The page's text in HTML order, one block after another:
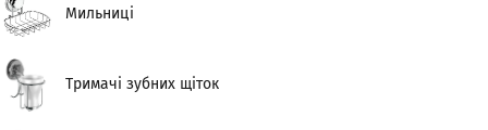
втрачаючи своїх естетичних і функціональних характеристик.
Мильниці
Тримачі зубних щіток